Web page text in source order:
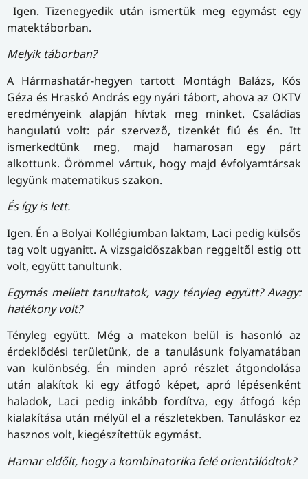
Igen. Tizenegyedik után ismertük meg egymást egy
matektáborban.
Melyik táborban?
A Hármashatár-hegyen tartott Montágh Balázs, Kós
Géza és Hraskó András egy nyári tábort, ahova az OKTV
eredményeink alapján hívtak meg minket. Családias
hangulatú volt: pár szervező, tizenkét fiú és én. Itt
ismerkedtünk meg, majd hamarosan egy párt
alkottunk. Örömmel vártuk, hogy majd évfolyamtársak
legyünk matematikus szakon.
És így is lett.
Igen. Én a Bolyai Kollégiumban laktam, Laci pedig külsős
tag volt ugyanitt. A vizsgaidőszakban reggeltől estig ott
volt, együtt tanultunk.
Egymás mellett tanultatok, vagy tényleg együtt? Avagy:
hatékony volt?
Tényleg együtt. Még a matekon belül is hasonló az
érdeklődési területünk, de a tanulásunk folyamatában
van különbség. Én minden apró részlet átgondolása
után alakítok ki egy átfogó képet, apró lépésenként
haladok, Laci pedig inkább fordítva, egy átfogó kép
kialakítása után mélyül el a részletekben. Tanuláskor ez
hasznos volt, kiegészítettük egymást.
Hamar eldőlt, hogy a kombinatorika felé orientálódtok?